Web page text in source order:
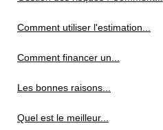
Comment utiliser l'estimation...
Comment financer un...
Les bonnes raisons...
Quel est le meilleur...